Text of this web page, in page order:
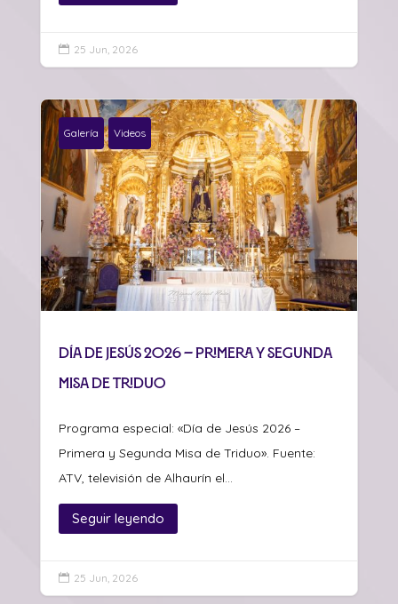
 25 Jun, 2026
Galería Videos
Día de Jesús 2026 – Primera y Segunda
Misa de Triduo
Programa especial: «Día de Jesús 2026 –
Primera y Segunda Misa de Triduo». Fuente:
ATV, televisión de Alhaurín el...
Seguir leyendo
 25 Jun, 2026